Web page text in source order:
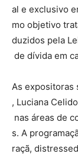
al e exclusivo
mo objetivo
duzidos pela
de dívida em
As expositoras
, Luciana
nas áreas de
s. A
raçã,